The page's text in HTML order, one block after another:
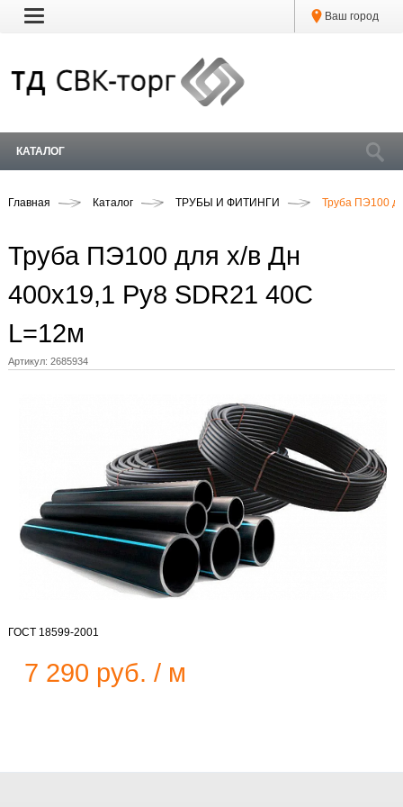
Ваш город
КАТАЛОГ
Главная Каталог ТРУБЫ И ФИТИНГИ Труба ПЭ100
Труба ПЭ100 для х/в Дн
400х19,1 Ру8 SDR21 40C
L=12м
Артикул: 2685934
ГОСТ 18599-2001
7 290 руб. / м